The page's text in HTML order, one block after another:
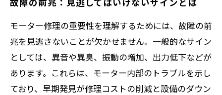
モーター修理の重要性を理解するためには、故障の前
兆を見逃さないことが欠かせません。一般的なサイン
としては、異音や異臭、振動の増加、出力低下などが
あります。これらは、モーター内部のトラブルを示し
ており、早期発見が修理コストの削減と設備のダウン